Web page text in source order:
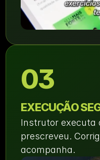
03
EXECUÇÃO
Instrutor executa
prescreveu.
acompanha.